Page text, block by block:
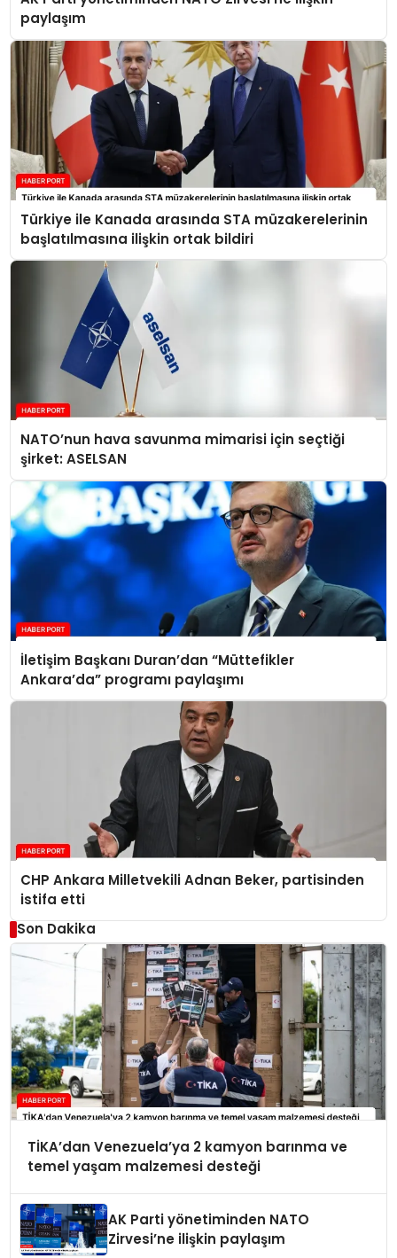
paylaşım
Türkiye ile Kanada arasında STA müzakerelerinin
başlatılmasına ilişkin ortak bildiri
NATO’nun hava savunma mimarisi için seçtiği
şirket: ASELSAN
İletişim Başkanı Duran’dan “Müttefikler
Ankara’da” programı paylaşımı
CHP Ankara Milletvekili Adnan Beker, partisinden
istifa etti
Son Dakika
TİKA’dan Venezuela’ya 2 kamyon barınma ve
temel yaşam malzemesi desteği
AK Parti yönetiminden NATO
Zirvesi’ne ilişkin paylaşım